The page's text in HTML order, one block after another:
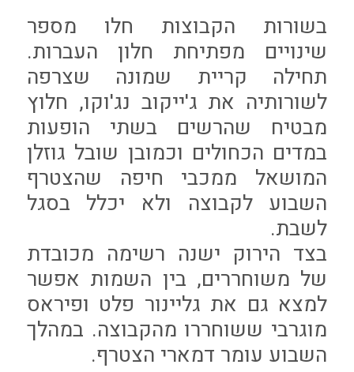
בשורות הקבוצות חלו מספר
שינויים מפתיחת חלון העברות.
תחילה קריית שמונה שצרפה
לשורותיה את ג'ייקוב נג'וקו, חלוץ
מבטיח שהרשים בשתי הופעות
במדים הכחולים וכמובן שובל גוזלן
המושאל ממכבי חיפה שהצטרף
השבוע לקבוצה ולא יכלל בסגל
לשבת.
בצד הירוק ישנה רשימה מכובדת
של משוחררים, בין השמות אפשר
למצא גם את גליינור פלט ופיראס
מוגרבי ששוחררו מהקבוצה. במהלך
השבוע עומר דמארי הצטרף.